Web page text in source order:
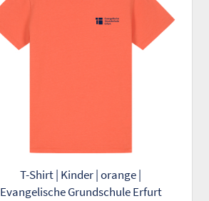
T-Shirt | Kinder | orange |
Evangelische Grundschule Erfurt